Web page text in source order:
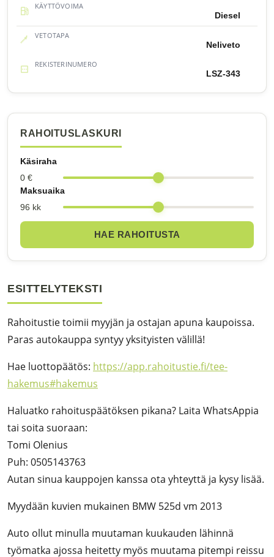
KÄYTTÖVOIMA
Diesel
VETOTAPA
Neliveto
REKISTERINUMERO
LSZ-343
RAHOITUSLASKURI
Käsiraha
0 €
Maksuaika
96 kk
HAE RAHOITUSTA
ESITTELYTEKSTI
Rahoitustie toimii myyjän ja ostajan apuna kaupoissa.
Paras autokauppa syntyy yksityisten välillä!
Hae luottopäätös: https://app.rahoitustie.fi/tee-
hakemus#hakemus
Haluatko rahoituspäätöksen pikana? Laita WhatsAppia
tai soita suoraan:
Tomi Olenius
Puh: 0505143763
Autan sinua kauppojen kanssa ota yhteyttä ja kysy lisää.
Myydään kuvien mukainen BMW 525d vm 2013
Auto ollut minulla muutaman kuukauden lähinnä
työmatka ajossa heitetty myös muutama pitempi reissu